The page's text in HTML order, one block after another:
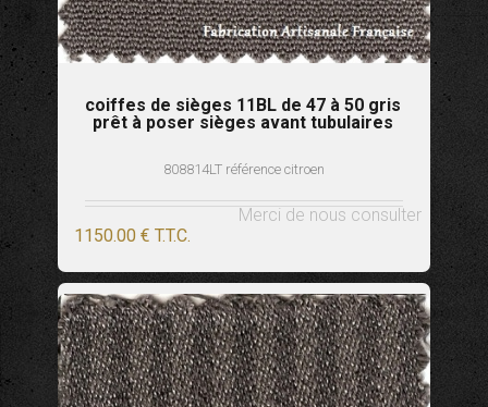
coiffes de sièges 11BL de 47 à 50 gris
prêt à poser sièges avant tubulaires
808814LT référence citroen
1150.00 € T.T.C.
Merci de nous consulter